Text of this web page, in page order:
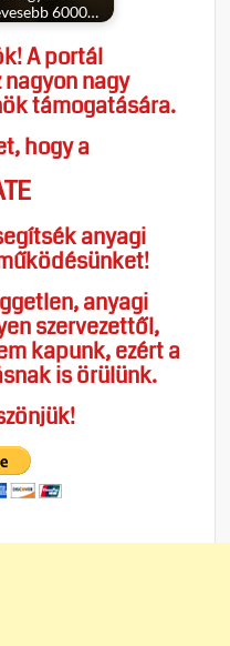
6000…
A portál
nagy
támogatására.
hogy a
anyagi
anyagi
szervezettől,
kapunk, ezért a
is örülünk.